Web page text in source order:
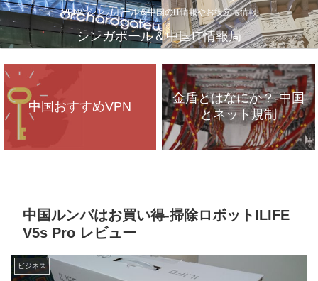
VPNやシンガポール＆中国のIT情報やお役立ち情報
シンガポール＆中国IT情報局
中国おすすめVPN
金盾とはなにか？-中国
とネット規制
中国ルンバはお買い得-掃除ロボットILIFE
V5s Pro レビュー
ビジネス